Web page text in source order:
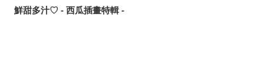
鮮甜多汁♡ - 西瓜插畫特輯 -